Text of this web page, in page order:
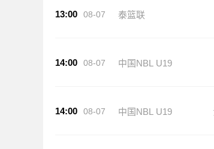
13:00 08-07 泰篮联
14:00 08-07 中国NBL U19
14:00 08-07 中国NBL U19